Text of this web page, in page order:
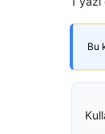
Bu